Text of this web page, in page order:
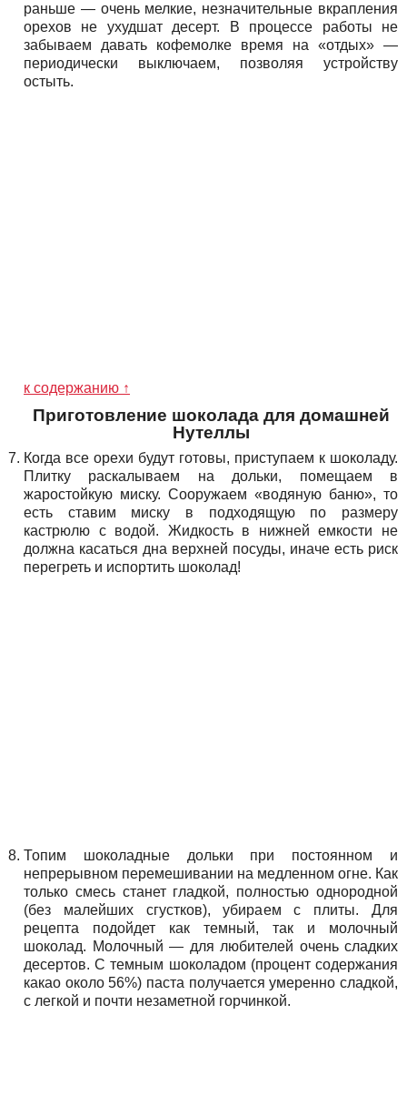
раньше — очень мелкие, незначительные вкрапления
орехов не ухудшат десерт. В процессе работы не
забываем давать кофемолке время на «отдых» —
периодически выключаем, позволяя устройству
остыть.
к содержанию ↑
Приготовление шоколада для домашней
Нутеллы
Когда все орехи будут готовы, приступаем к шоколаду.
Плитку раскалываем на дольки, помещаем в
жаростойкую миску. Сооружаем «водяную баню», то
есть ставим миску в подходящую по размеру
кастрюлю с водой. Жидкость в нижней емкости не
должна касаться дна верхней посуды, иначе есть риск
перегреть и испортить шоколад!
Топим шоколадные дольки при постоянном и
непрерывном перемешивании на медленном огне. Как
только смесь станет гладкой, полностью однородной
(без малейших сгустков), убираем с плиты. Для
рецепта подойдет как темный, так и молочный
шоколад. Молочный — для любителей очень сладких
десертов. С темным шоколадом (процент содержания
какао около 56%) паста получается умеренно сладкой,
с легкой и почти незаметной горчинкой.